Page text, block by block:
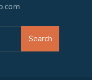
Search